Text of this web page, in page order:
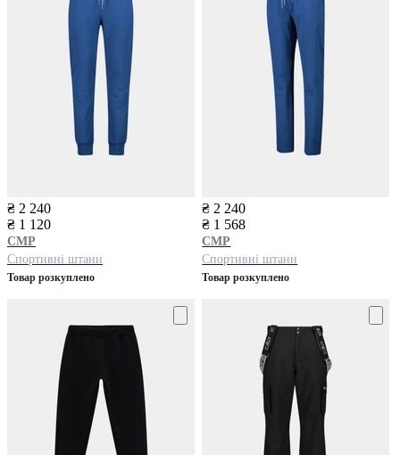
₴ 2 240
₴ 1 120
CMP
Спортивні штани
Товар розкуплено
₴ 2 240
₴ 1 568
CMP
Спортивні штани
Товар розкуплено